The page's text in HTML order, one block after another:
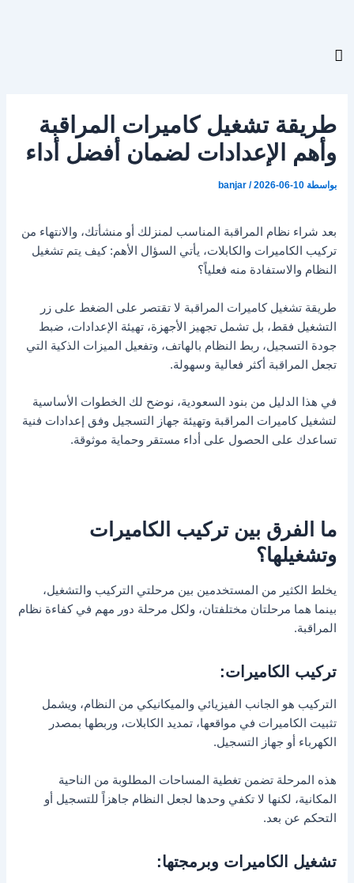
المحتوى
طريقة تشغيل كاميرات المراقبة
وأهم الإعدادات لضمان أفضل أداء
بواسطة banjar /2026-06-10
بعد شراء نظام المراقبة المناسب لمنزلك أو منشأتك، والانتهاء من
تركيب الكاميرات والكابلات، يأتي السؤال الأهم: كيف يتم تشغيل
النظام والاستفادة منه فعلياً؟
طريقة تشغيل كاميرات المراقبة لا تقتصر على الضغط على زر
التشغيل فقط، بل تشمل تجهيز الأجهزة، تهيئة الإعدادات، ضبط
جودة التسجيل، ربط النظام بالهاتف، وتفعيل الميزات الذكية التي
تجعل المراقبة أكثر فعالية وسهولة.
في هذا الدليل من بنود السعودية، نوضح لك الخطوات الأساسية
لتشغيل كاميرات المراقبة وتهيئة جهاز التسجيل وفق إعدادات فنية
تساعدك على الحصول على أداء مستقر وحماية موثوقة.
ما الفرق بين تركيب الكاميرات
وتشغيلها؟
يخلط الكثير من المستخدمين بين مرحلتي التركيب والتشغيل،
بينما هما مرحلتان مختلفتان، ولكل مرحلة دور مهم في كفاءة نظام
المراقبة.
تركيب الكاميرات:
التركيب هو الجانب الفيزيائي والميكانيكي من النظام، ويشمل
تثبيت الكاميرات في مواقعها، تمديد الكابلات، وربطها بمصدر
الكهرباء أو جهاز التسجيل.
هذه المرحلة تضمن تغطية المساحات المطلوبة من الناحية
المكانية، لكنها لا تكفي وحدها لجعل النظام جاهزاً للتسجيل أو
التحكم عن بعد.
تشغيل الكاميرات وبرمجتها: